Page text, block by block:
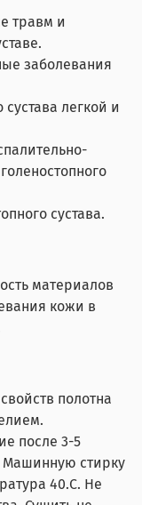
травм и
заболевания
легкой и
сустава.
материалов
кожи в
полотна
после 3-5
Машинную стирку
40.С. Не